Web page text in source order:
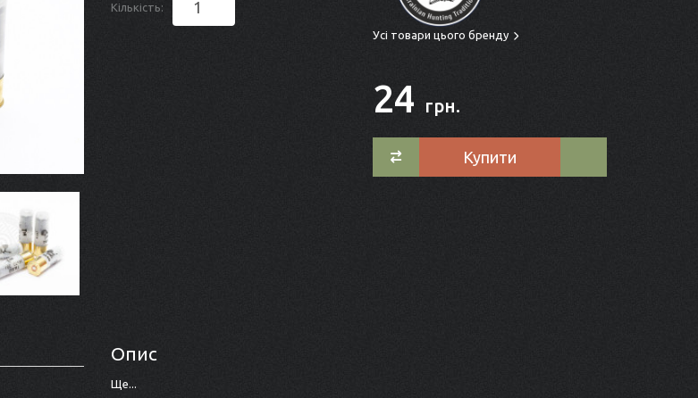
Кількість:
Усі товари цього бренду
24 грн.
Купити
Опис
Ще...